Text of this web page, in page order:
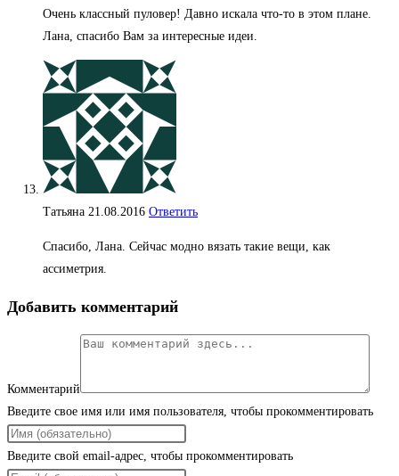
Очень классный пуловер! Давно искала что-то в этом плане.
Лана, спасибо Вам за интересные идеи.
Татьяна 21.08.2016 Ответить
Спасибо, Лана. Сейчас модно вязать такие вещи, как
ассиметрия.
Добавить комментарий
Комментарий
Введите свое имя или имя пользователя, чтобы прокомментировать
Введите свой email-адрес, чтобы прокомментировать